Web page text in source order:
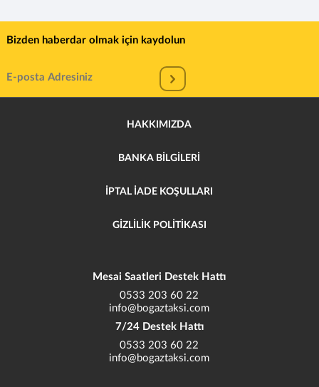
Bizden haberdar olmak için kaydolun
HAKKIMIZDA
BANKA BİLGİLERİ
İPTAL İADE KOŞULLARI
GİZLİLİK POLİTİKASI
Mesai Saatleri Destek Hattı
0533 203 60 22
info@bogaztaksi.com
7/24 Destek Hattı
0533 203 60 22
info@bogaztaksi.com